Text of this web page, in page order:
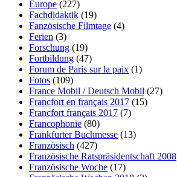
Europe (227)
Fachdidaktik (19)
Fanzösische Filmtage (4)
Ferien (3)
Forschung (19)
Fortbildung (47)
Forum de Paris sur la paix (1)
Fotos (109)
France Mobil / Deutsch Mobil (27)
Francfort en français 2017 (15)
Francfort français 2017 (7)
Francophonie (80)
Frankfurter Buchmesse (13)
Französisch (427)
Französische Ratspräsidentschaft 2008
Französische Woche (17)